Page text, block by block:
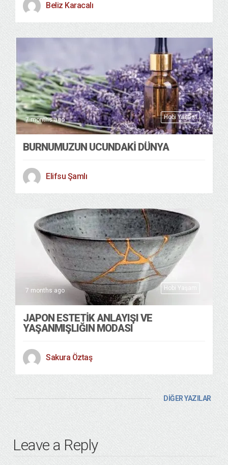
Beliz Karacalı
Hobi Yaşam
7 months ago
BURNUMUZUN UCUNDAKİ DÜNYA
Elifsu Şamlı
Hobi Yaşam
7 months ago
JAPON ESTETİK ANLAYIŞI VE
YAŞANMIŞLIĞIN MODASI
Sakura Öztaş
DİĞER YAZILAR
Leave a Reply